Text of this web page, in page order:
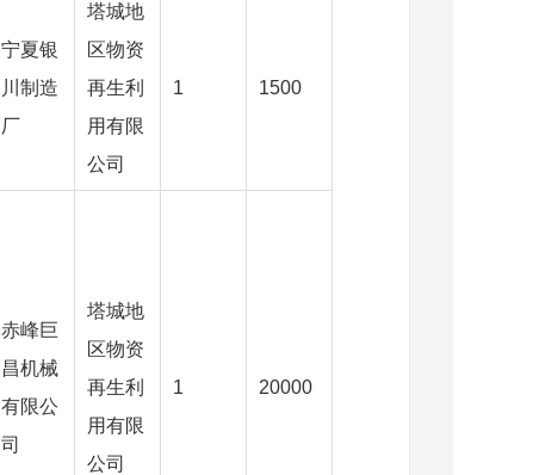
宁夏银
川制造
厂
塔城地
区物资
再生利
用有限
公司
1 1500
赤峰巨
昌机械
有限公
司
塔城地
区物资
再生利
用有限
公司
1 20000